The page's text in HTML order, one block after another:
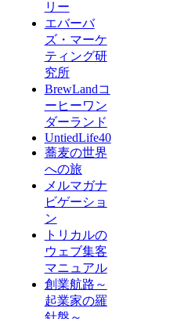
リー
エバーバ
ズ・マーケ
ティング研
究所
BrewLandコ
ーヒーワン
ダーランド
UntiedLife40
蕎麦の世界
への旅
メルマガナ
ビゲーショ
ン
トリカルの
ウェブ集客
マニュアル
創業航路～
起業家の羅